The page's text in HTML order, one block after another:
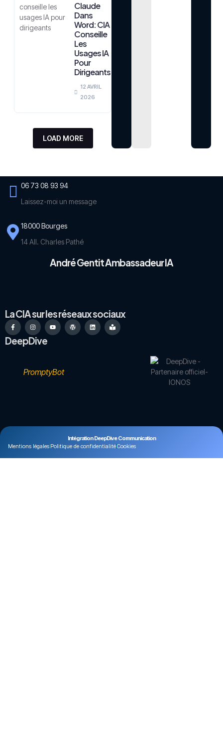
Claude
Dans
Word: CIA
Conseille
Les
Usages IA
Pour
Dirigeants
12 AVRIL
2026
LOAD MORE
06 73 08 93 94
Laissez-moi un message
18000 Bourges
14 All. Charles Pathé
André Gentit Ambassadeur IA
La CIA sur les réseaux sociaux
DeepDive
PromptyBot
Intégration DeepDive Communication
Mentions légales Politique de confidentialitéCookies